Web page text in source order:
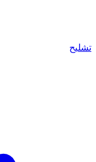
تشليح